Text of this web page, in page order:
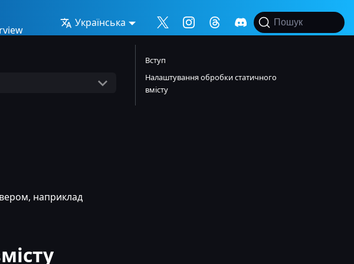
Українська Пошук
наприклад
Вступ
Налаштування обробки статичного
вмісту